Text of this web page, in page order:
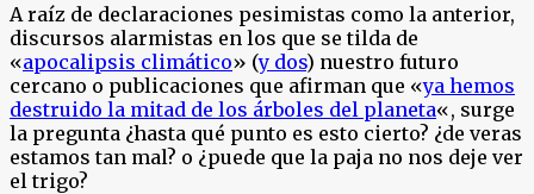
A raíz de declaraciones pesimistas como la anterior,
discursos alarmistas en los que se tilda de
«apocalipsis climático» (y dos) nuestro futuro
cercano o publicaciones que afirman que «ya hemos
destruido la mitad de los árboles del planeta«, surge
la pregunta ¿hasta qué punto es esto cierto? ¿de veras
estamos tan mal? o ¿puede que la paja no nos deje ver
el trigo?